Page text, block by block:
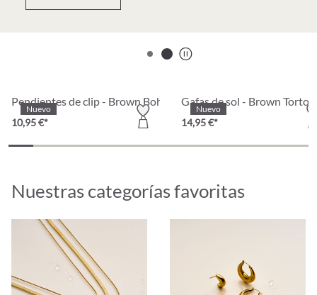
start/stop
Nuevo
Pendientes de clip - Brown Boho
10,95 €*
Nuevo
Gafas de sol - Brown
14,95 €*
Nuestras categorías favoritas